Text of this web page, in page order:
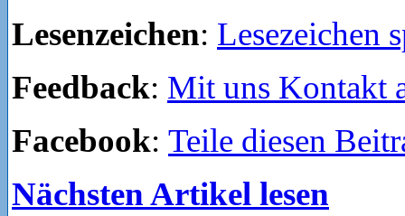
Lesenzeichen: Lesezeichen
Feedback: Mit uns Kontakt
Facebook: Teile diesen
Nächsten Artikel lesen